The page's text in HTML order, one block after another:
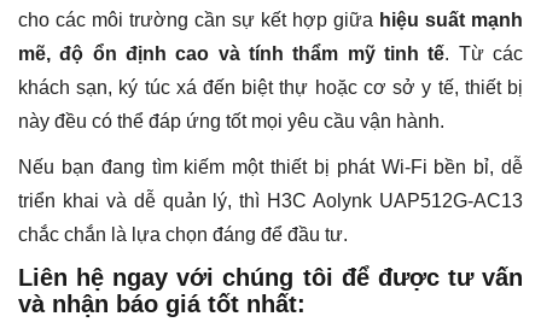
cho các môi trường cần sự kết hợp giữa hiệu suất mạnh
mẽ, độ ổn định cao và tính thẩm mỹ tinh tế. Từ các
khách sạn, ký túc xá đến biệt thự hoặc cơ sở y tế, thiết bị
này đều có thể đáp ứng tốt mọi yêu cầu vận hành.
Nếu bạn đang tìm kiếm một thiết bị phát Wi-Fi bền bỉ, dễ
triển khai và dễ quản lý, thì H3C Aolynk UAP512G-AC13
chắc chắn là lựa chọn đáng để đầu tư.
Liên hệ ngay với chúng tôi để được tư vấn
và nhận báo giá tốt nhất: